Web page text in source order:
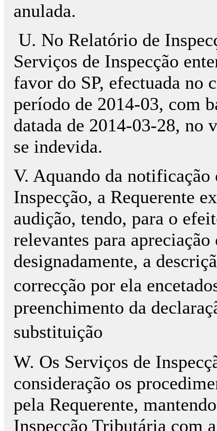
anulada.
U. No Relatório de
Serviços de Inspecção
favor do SP, efectuada no
período de 2014-03, com
datada de 2014-03-28, no
se indevida.
V. Aquando da
Inspecção, a Requerente
audição, tendo, para o
relevantes para
designadamente, a
correcção por ela
preenchimento da
substituição
W. Os Serviços de
consideração os
pela Requerente,
Inspecção Tributária com